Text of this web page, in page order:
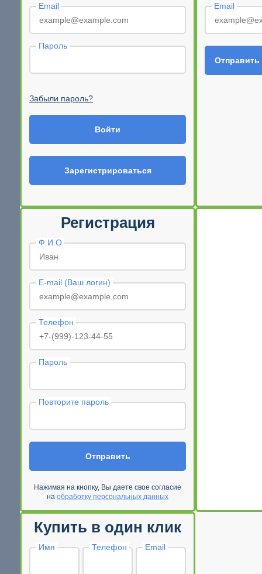
Email
Пароль
Забыли пароль?
Войти
Зарегистрироваться
Email
Отправить
Регистрация
Ф.И.О
E-mail (Ваш логин)
Телефон
Пароль
Повторите пароль
Отправить
Нажимая на кнопку, Вы даете свое согласие
на обработку персональных данных
Купить в один клик
Имя Телефон Email